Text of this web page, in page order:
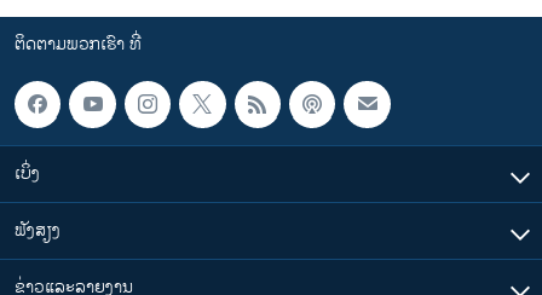
ຕິດຕາມພວກເຮົາ ທີ່
ເບິ່ງ
ຟັງສຽງ
ຂ່າວແລະລາຍງານ